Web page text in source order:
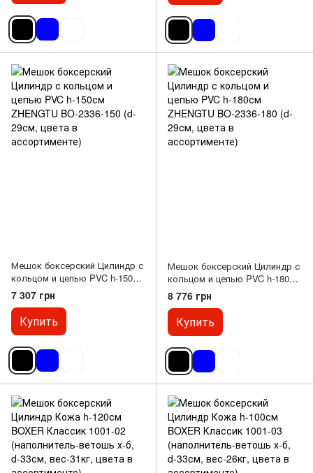
Мешок боксерский Цилиндр с
кольцом и цепью PVC h-150см
ZHENGTU BO-2336-150 (d-
29см, цвета в ассортименте)
7 307 грн
Купить
Мешок боксерский Цилиндр с
кольцом и цепью PVC h-180см
ZHENGTU BO-2336-180 (d-
29см, цвета в ассортименте)
8 776 грн
Купить